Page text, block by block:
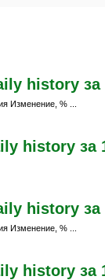
history за
Изменение, % ...
history за
history за
Изменение, % ...
history за